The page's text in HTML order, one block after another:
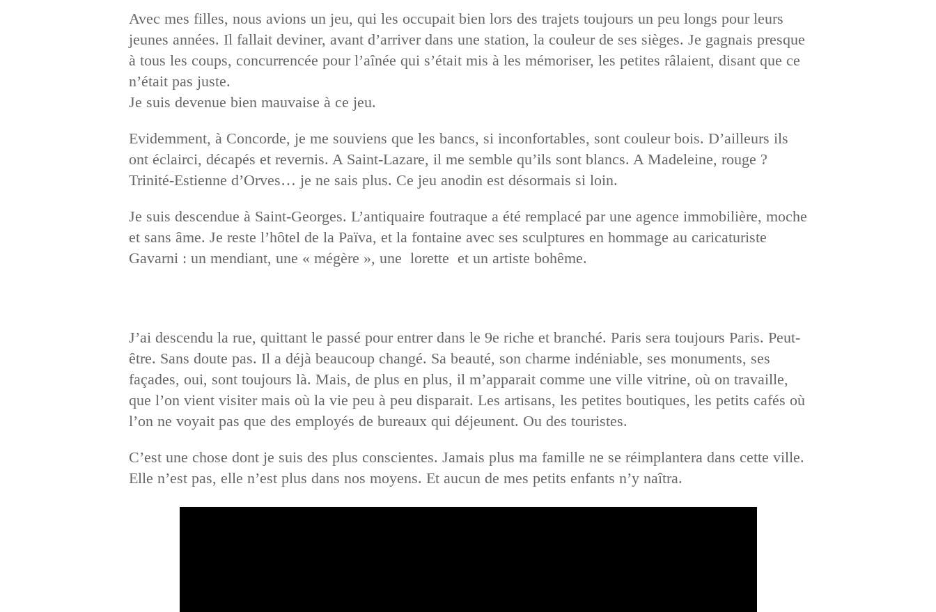
Avec mes filles, nous avions un jeu, qui les occupait bien lors des trajets toujours un peu longs pour leurs
jeunes années. Il fallait deviner, avant d’arriver dans une station, la couleur de ses sièges. Je gagnais presque
à tous les coups, concurrencée pour l’aînée qui s’était mis à les mémoriser, les petites râlaient, disant que ce
n’était pas juste.
Je suis devenue bien mauvaise à ce jeu.
Evidemment, à Concorde, je me souviens que les bancs, si inconfortables, sont couleur bois. D’ailleurs ils
ont éclairci, décapés et revernis. A Saint-Lazare, il me semble qu’ils sont blancs. A Madeleine, rouge ?
Trinité-Estienne d’Orves… je ne sais plus. Ce jeu anodin est désormais si loin.
Je suis descendue à Saint-Georges. L’antiquaire foutraque a été remplacé par une agence immobilière, moche
et sans âme. Je reste l’hôtel de la Païva, et la fontaine avec ses sculptures en hommage au caricaturiste
Gavarni : un mendiant, une « mégère », une lorette et un artiste bohême.
J’ai descendu la rue, quittant le passé pour entrer dans le 9e riche et branché. Paris sera toujours Paris. Peut-
être. Sans doute pas. Il a déjà beaucoup changé. Sa beauté, son charme indéniable, ses monuments, ses
façades, oui, sont toujours là. Mais, de plus en plus, il m’apparait comme une ville vitrine, où on travaille,
que l’on vient visiter mais où la vie peu à peu disparait. Les artisans, les petites boutiques, les petits cafés où
l’on ne voyait pas que des employés de bureaux qui déjeunent. Ou des touristes.
C’est une chose dont je suis des plus conscientes. Jamais plus ma famille ne se réimplantera dans cette ville.
Elle n’est pas, elle n’est plus dans nos moyens. Et aucun de mes petits enfants n’y naîtra.